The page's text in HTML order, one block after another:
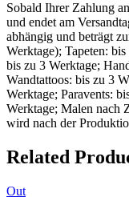
Sobald Ihrer Zahlung
und endet am
abhängig und beträgt
Werktage); Tapeten:
bis zu 3 Werktage;
Wandtattoos: bis zu 3
Werktage; Paravents:
Werktage; Malen nach
wird nach der
Related
Out